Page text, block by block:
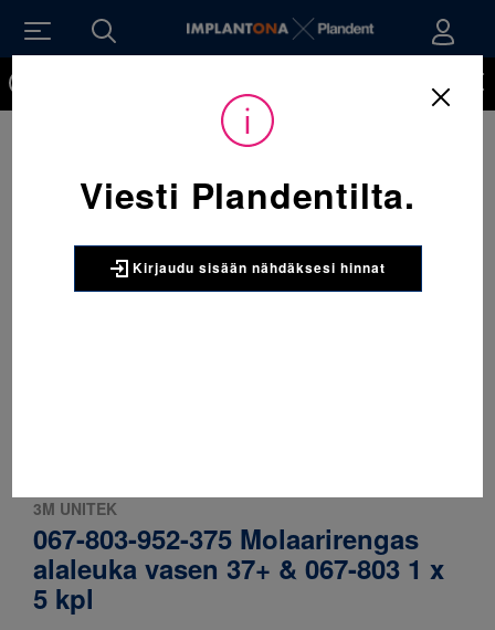
3M UNITEK
067-803-952-375 Molaarirengas
alaleuka vasen 37+ & 067-803 1 x
5 kpl
Viesti Plandentilta.
Kirjaudu sisään nähdäksesi hinnat